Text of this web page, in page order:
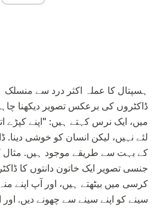
ہسپتال کا عملہ اکثر درد سے
ڈاکٹروں کی برعکس تصویر دیکھنا
میں، ایک نرس کہتے ہیں: "اپنے کپڑے
لئے نہیں، لیکن انسان کو خوشی دینا.
کے بہت سے طریقے موجود ہیں.
جنسی تصویر ایک خاتون دانتوں کا
کرسی میں بیٹھتے ہیں، اور آپ اپنے
سینے کو اپنے سینے سے چھونے دیں.